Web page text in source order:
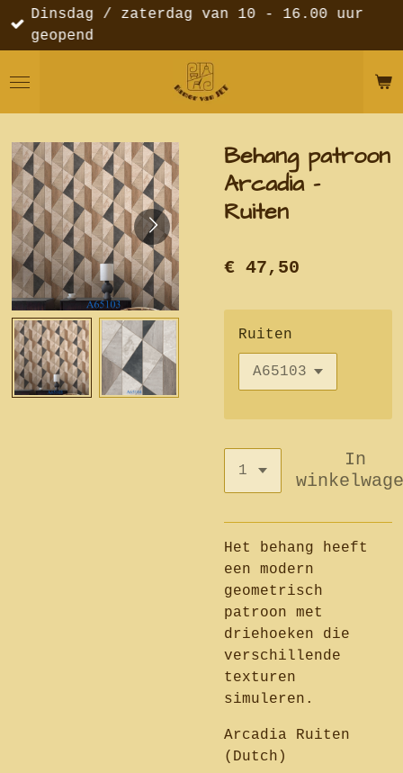
Ga
direct
de
Dinsdag / zaterdag van 10 - 16.00 uur
geopend
Behang patroon
Arcadia -
Ruiten
€ 47,50
Ruiten
In
Het behang heeft
een modern
geometrisch
patroon met
driehoeken die
verschillende
texturen
simuleren.
Arcadia Ruiten
(Dutch)